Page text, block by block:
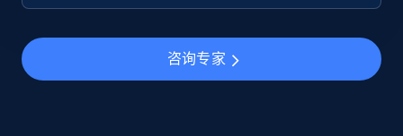
Specifications, Image urls, Top reviews, and
5.6K+ 875+ 立即开始
咨询专家